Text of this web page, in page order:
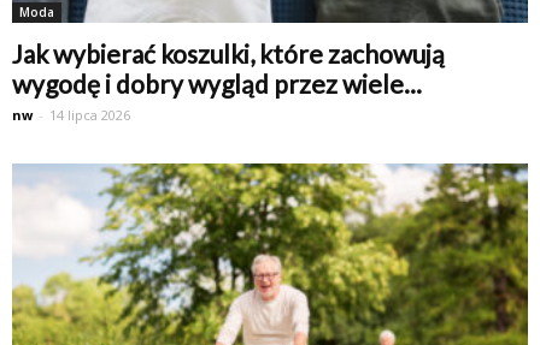
Moda
Jak wybierać koszulki, które zachowują
wygodę i dobry wygląd przez wiele...
nw - 14 lipca 2026